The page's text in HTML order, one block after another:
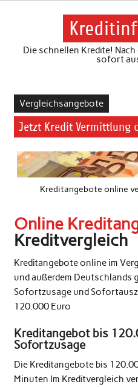
Skip
Die schnellen Kredite!
sofort
Vergleichsangebote
Jetzt Kredit Vermittlung
Kreditangebote online
Online
Kreditvergleich
Kreditangebote online im
und außerdem Deutschlands
Sofortzusage und
120.000 Euro
Kreditangebot bis
Sofortzusage
Die Kreditangebote bis
Minuten Im Kreditvergleich